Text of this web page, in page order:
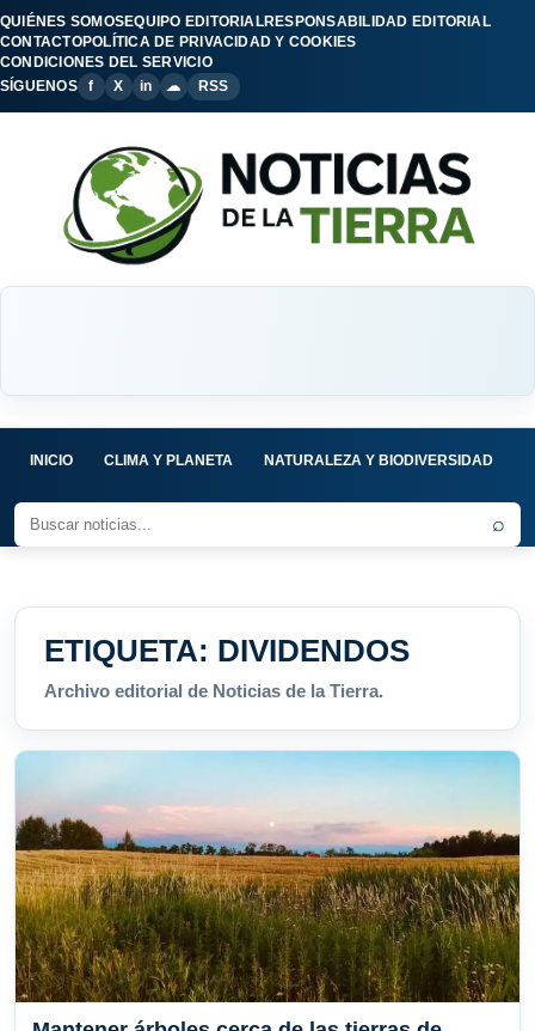
QUIÉNES SOMOSEQUIPO EDITORIALRESPONSABILIDAD EDITORIAL
CONTACTOPOLÍTICA DE PRIVACIDAD Y COOKIES
CONDICIONES DEL SERVICIO
SÍGUENOS
f X in ☁ RSS
INICIO CLIMA Y PLANETA NATURALEZA Y BIODIVERSIDAD
⌕
ETIQUETA: DIVIDENDOS
Archivo editorial de Noticias de la Tierra.